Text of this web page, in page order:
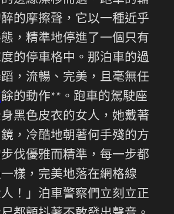
的摩擦聲，它以一種近乎
，精準地停進了一個只有
的停車格中。那泊車的過
，流暢、完美，且毫無任
餘的動作**。跑車的駕駛座
黑色皮衣的女人，她戴著
，冷酷地朝著何手殘的方
伐優雅而精準，每一步都
樣，完美地落在網格線
！」泊車警察們立刻立正